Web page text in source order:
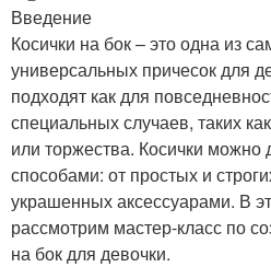
Введение
Косички на бок – это одна из
универсальных причесок для
подходят как для
специальных случаев, таких
или торжества. Косички можно
способами: от простых и
украшенных аксессуарами. В
рассмотрим мастер-класс по
на бок для девочки.